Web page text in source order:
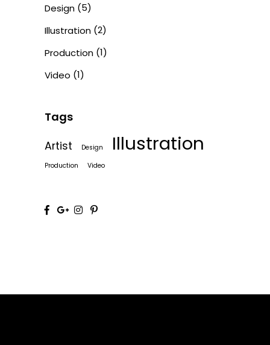
Design (5)
Illustration (2)
Production (1)
Video (1)
Tags
Artist
Design Illustration
Production Video